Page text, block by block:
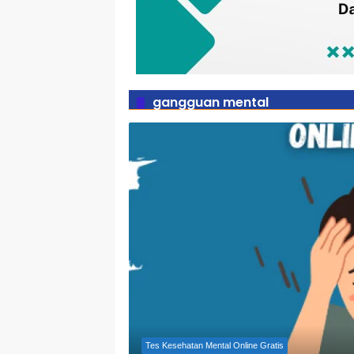
gangguan mental
Tes Kesehatan Mental Online Gratis